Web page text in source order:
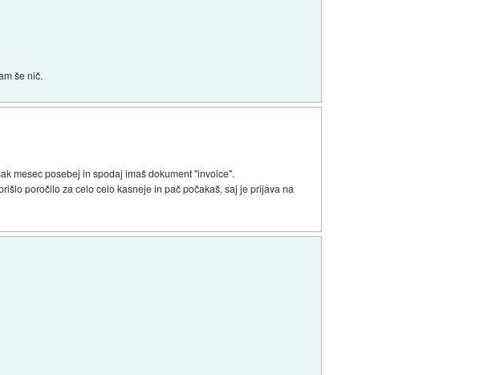
še nič.
mesec posebej in spodaj imaš dokument "invoice".
poročilo za celo celo kasneje in pač počakaš, saj je prijava na